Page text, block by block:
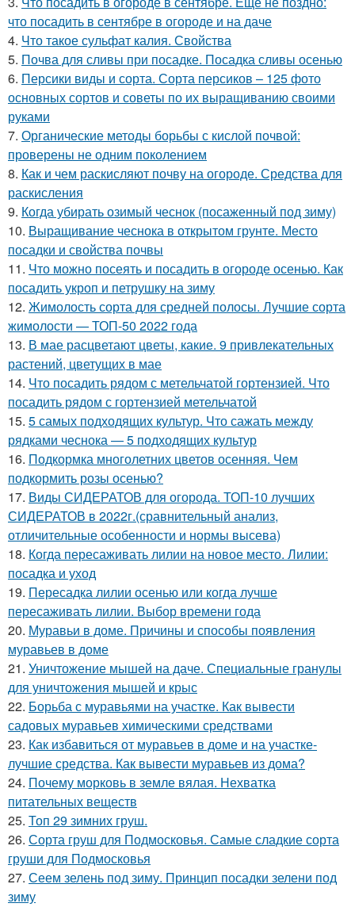
что посадить в сентябре в огороде и на даче
4. Что такое сульфат калия. Свойства
5. Почва для сливы при посадке. Посадка сливы осенью
6. Персики виды и сорта. Сорта персиков – 125 фото
основных сортов и советы по их выращиванию своими
руками
7. Органические методы борьбы с кислой почвой:
проверены не одним поколением
8. Как и чем раскисляют почву на огороде. Средства для
раскисления
9. Когда убирать озимый чеснок (посаженный под зиму)
10. Выращивание чеснока в открытом грунте. Место
посадки и свойства почвы
11. Что можно посеять и посадить в огороде осенью. Как
посадить укроп и петрушку на зиму
12. Жимолость сорта для средней полосы. Лучшие сорта
жимолости — ТОП-50 2022 года
13. В мае расцветают цветы, какие. 9 привлекательных
растений, цветущих в мае
14. Что посадить рядом с метельчатой гортензией. Что
посадить рядом с гортензией метельчатой
15. 5 самых подходящих культур. Что сажать между
рядками чеснока — 5 подходящих культур
16. Подкормка многолетних цветов осенняя. Чем
подкормить розы осенью?
17. Виды СИДЕРАТОВ для огорода. ТОП-10 лучших
СИДЕРАТОВ в 2022г.(сравнительный анализ,
отличительные особенности и нормы высева)
18. Когда пересаживать лилии на новое место. Лилии:
посадка и уход
19. Пересадка лилии осенью или когда лучше
пересаживать лилии. Выбор времени года
20. Муравьи в доме. Причины и способы появления
муравьев в доме
21. Уничтожение мышей на даче. Специальные гранулы
для уничтожения мышей и крыс
22. Борьба с муравьями на участке. Как вывести
садовых муравьев химическими средствами
23. Как избавиться от муравьев в доме и на участке-
лучшие средства. Как вывести муравьев из дома?
24. Почему морковь в земле вялая. Нехватка
питательных веществ
25. Топ 29 зимних груш.
26. Сорта груш для Подмосковья. Самые сладкие сорта
груши для Подмосковья
27. Сеем зелень под зиму. Принцип посадки зелени под
зиму